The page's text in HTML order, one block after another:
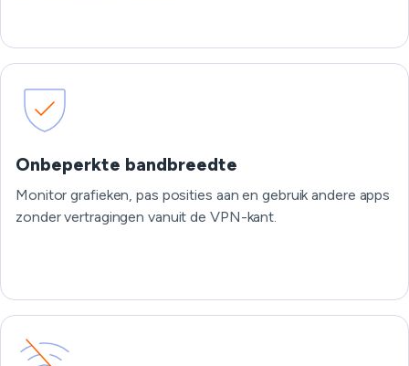
Onbeperkte bandbreedte
Monitor grafieken, pas posities aan en gebruik andere apps
zonder vertragingen vanuit de VPN-kant.